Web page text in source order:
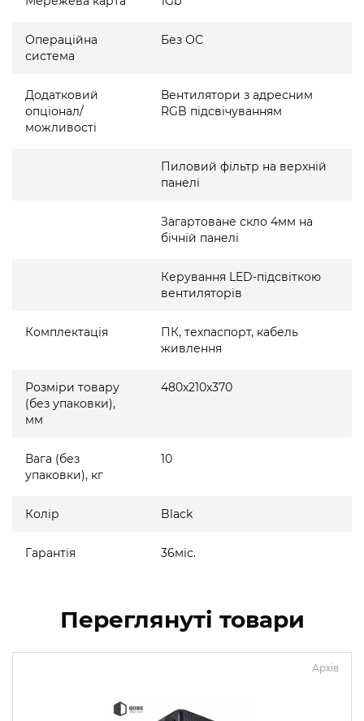
Операційна
система
Без ОС
Додатковий
опціонал/
можливості
Вентилятори з адресним
RGB підсвічуванням
Пиловий фільтр на верхній
панелі
Загартоване скло 4мм на
бічній панелі
Керування LED-підсвіткою
вентиляторів
Комплектація
ПК, техпаспорт, кабель
живлення
Розміри товару
(без упаковки),
мм
480x210x370
Вага (без
упаковки), кг
10
Колір Black
Гарантія 36міс.
Переглянуті товари
Архів